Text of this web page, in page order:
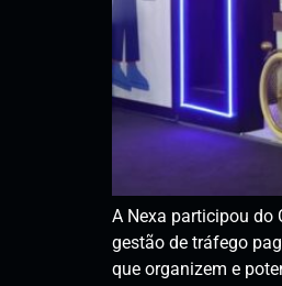
A Nexa participou do
gestão de tráfego
que organizem e